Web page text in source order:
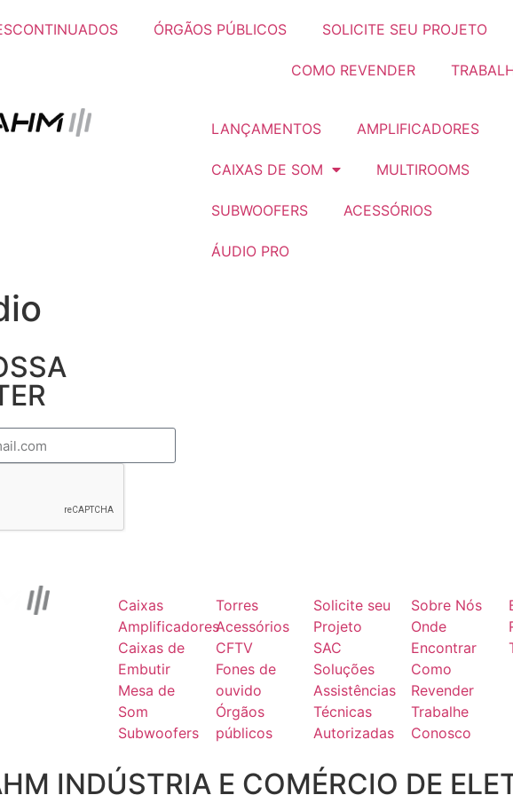
ÓRGÃOS PÚBLICOS SOLICITE SEU PROJETO
COMO REVENDER
LANÇAMENTOS AMPLIFICADORES
CAIXAS DE SOM MULTIROOMS
SUBWOOFERS ACESSÓRIOS
ÁUDIO PRO
Caixas
Amplificadores
Caixas de
Embutir
Mesa de
Som
Subwoofers
Torres
Acessórios
CFTV
Fones de
ouvido
Órgãos
públicos
Solicite seu
Projeto
SAC
Soluções
Assistências
Técnicas
Autorizadas
Sobre Nós
Onde
Encontrar
Como
Revender
Trabalhe
Conosco
INDÚSTRIA E COMÉRCIO DE